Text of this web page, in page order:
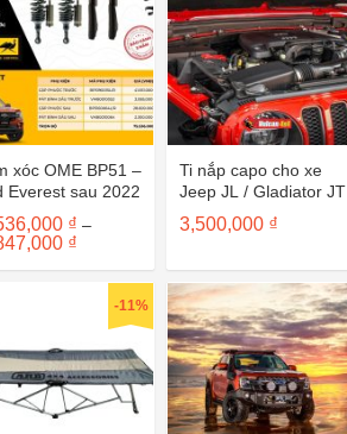
xóc OME BP51 –
Everest sau 2022
₫ –
₫
từ
75,536,000 ₫
83,847,000 ₫
Ti nắp capo cho xe
Jeep JL / Gladiator JT
3,500,000 ₫
-11%